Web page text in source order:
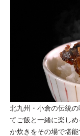
北九州・小倉の伝統
てご飯と一緒に楽し
か炊きをその場で堪能